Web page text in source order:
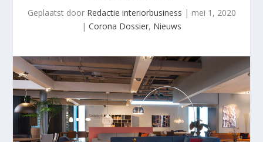
Geplaatst door Redactie interiorbusiness | mei 1, 2020
| Corona Dossier, Nieuws